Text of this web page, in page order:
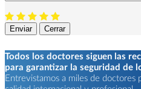
Enviar Cerrar
Todos los doctores siguen las
para garantizar la seguridad de
Entrevistamos a miles de